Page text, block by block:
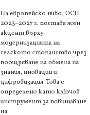
На европейско ниво, ОСП
2023–2027 г. поставя ясен
акцент върху
модернизацията на
селското стопанство чрез
поощряване на обмена на
знания, иновации и
цифровизация. Това е
определено като ключов
инструмент за повишаване
на